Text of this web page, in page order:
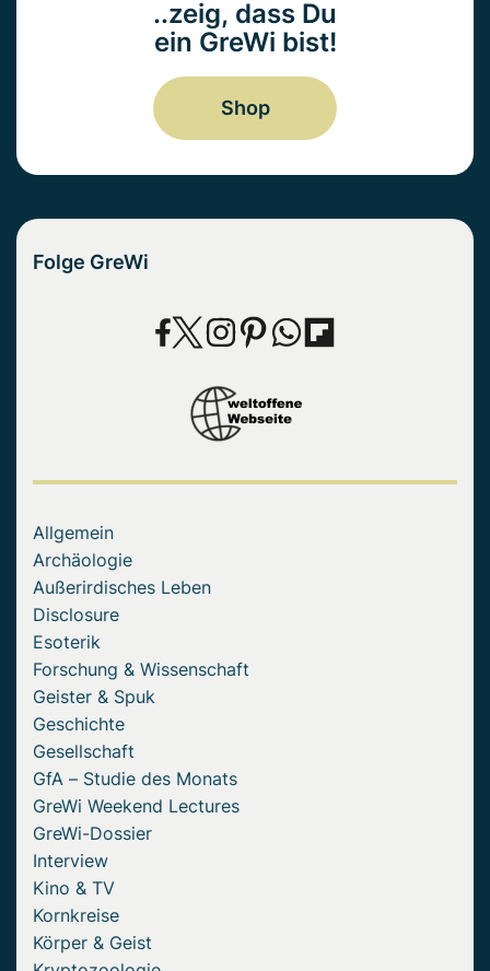
..zeig, dass Du
ein GreWi bist!
Shop
Folge GreWi
Allgemein
Archäologie
Außerirdisches Leben
Disclosure
Esoterik
Forschung & Wissenschaft
Geister & Spuk
Geschichte
Gesellschaft
GfA – Studie des Monats
GreWi Weekend Lectures
GreWi-Dossier
Interview
Kino & TV
Kornkreise
Körper & Geist